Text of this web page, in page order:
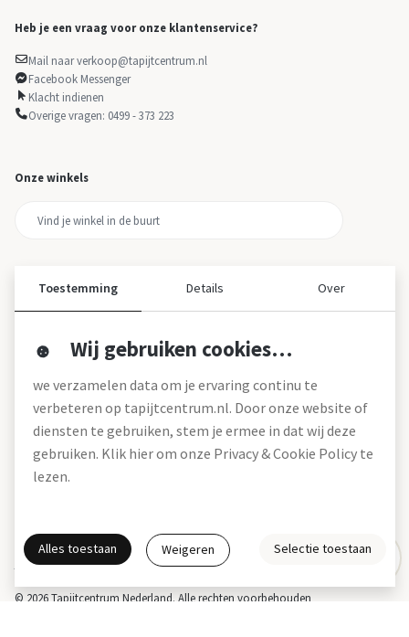
Heb je een vraag voor onze klantenservice?
Mail naar verkoop@tapijtcentrum.nl
Facebook Messenger
Klacht indienen
Overige vragen: 0499 - 373 223
Onze winkels
Over tapijtcentrum
Werken bij
Montageservice
Blog
© 2026 Tapijtcentrum Nederland. Alle rechten voorbehouden
Actie- en betalingsvoorwaarden * Disclaimer
Gratis interieuradvies
Toestemming Details Over
Wij gebruiken cookies…
we verzamelen data om je ervaring continu te
verbeteren op tapijtcentrum.nl. Door onze website of
diensten te gebruiken, stem je ermee in dat wij deze
gebruiken. Klik hier om onze Privacy & Cookie Policy te
lezen.
Alles toestaan Weigeren Selectie toestaan